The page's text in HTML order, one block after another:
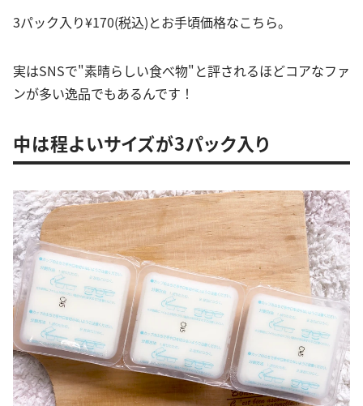
3パック入り¥170(税込)とお手頃価格なこちら。
実はSNSで"素晴らしい食べ物"と評されるほどコアなファ
ンが多い逸品でもあるんです！
中は程よいサイズが3パック入り